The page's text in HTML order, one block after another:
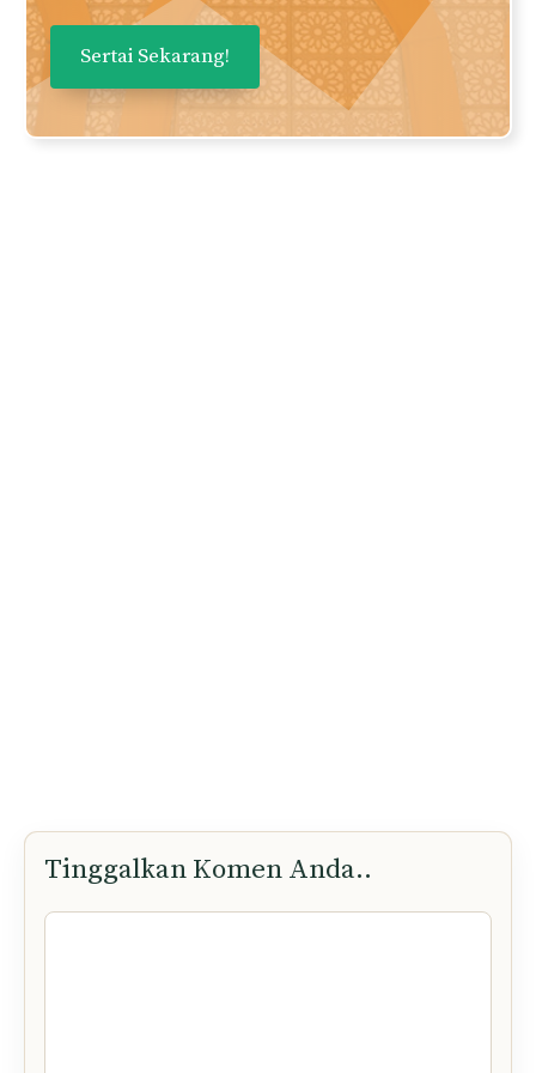
Daftarkan nama dan email anda
untuk mendapatkan panduan dan
perkongsian berkualiti terus ke